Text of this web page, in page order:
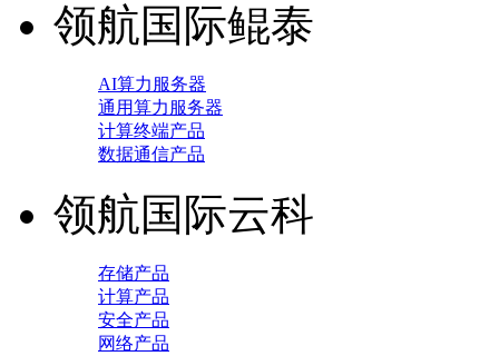
领航国际鲲泰
AI算力服务器
通用算力服务器
计算终端产品
数据通信产品
领航国际云科
存储产品
计算产品
安全产品
网络产品